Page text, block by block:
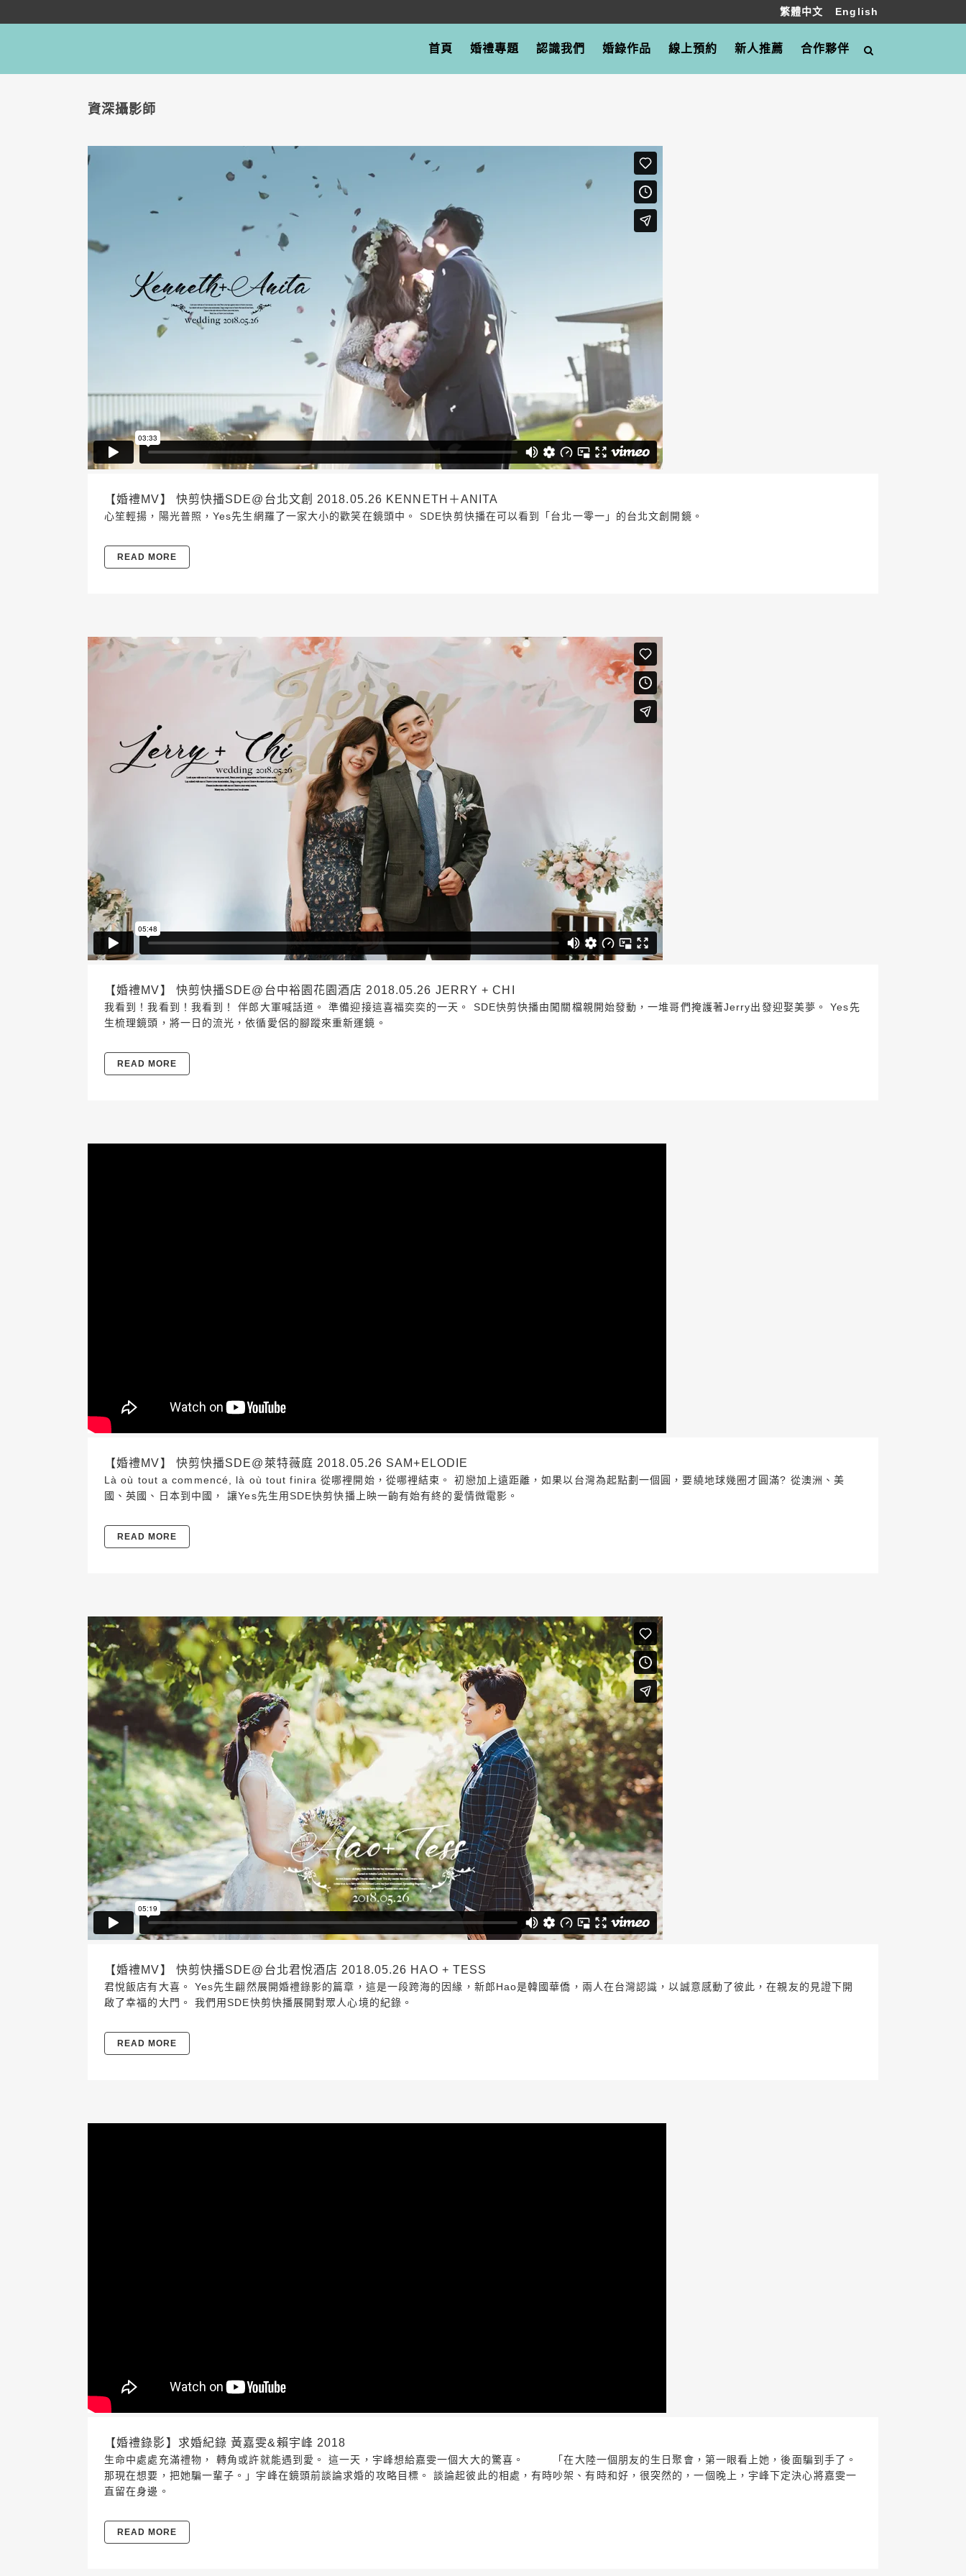
繁體中文 English
首頁 婚禮專題 認識我們 婚錄作品 線上預約 新人推薦 合作夥伴
資深攝影師
【婚禮MV】 快剪快播SDE@台北文創 2018.05.26 KENNETH＋ANITA
心笙輕揚，陽光普照，Yes先生網羅了一家大小的歡笑在鏡頭中。 SDE快剪快播在可以看到「台北一零一」的台北文創開鏡。
READ MORE
【婚禮MV】 快剪快播SDE@台中裕園花園酒店 2018.05.26 JERRY + CHI
我看到！我看到！我看到！ 伴郎大軍喊話道。 準備迎接這喜福奕奕的一天。 SDE快剪快播由闖關檔親開始發動，一堆哥們掩護著Jerry出發迎娶美夢。 Yes先
生梳理鏡頭，將一日的流光，依循愛侶的腳蹤來重新運鏡。
READ MORE
【婚禮MV】 快剪快播SDE@萊特薇庭 2018.05.26 SAM+ELODIE
Là où tout a commencé, là où tout finira 從哪裡開始，從哪裡結束。 初戀加上遠距離，如果以台灣為起點劃一個圓，要繞地球幾圈才圓滿? 從澳洲、美
國、英國、日本到中國， 讓Yes先生用SDE快剪快播上映一齣有始有終的愛情微電影。
READ MORE
【婚禮MV】 快剪快播SDE@台北君悅酒店 2018.05.26 HAO + TESS
君悅飯店有大喜。 Yes先生翩然展開婚禮錄影的篇章，這是一段跨海的因緣，新郎Hao是韓國華僑，兩人在台灣認識，以誠意感動了彼此，在親友的見證下開
啟了幸福的大門。 我們用SDE快剪快播展開對眾人心境的紀錄。
READ MORE
【婚禮錄影】求婚紀錄 黃嘉雯&賴宇峰 2018
生命中處處充滿禮物， 轉角或許就能遇到愛。 這一天，宇峰想給嘉雯一個大大的驚喜。 「在大陸一個朋友的生日聚會，第一眼看上她，後面騙到手了。
那現在想要，把她騙一輩子。」宇峰在鏡頭前談論求婚的攻略目標。 談論起彼此的相處，有時吵架、有時和好，很突然的，一個晚上，宇峰下定決心將嘉雯一
直留在身邊。
READ MORE